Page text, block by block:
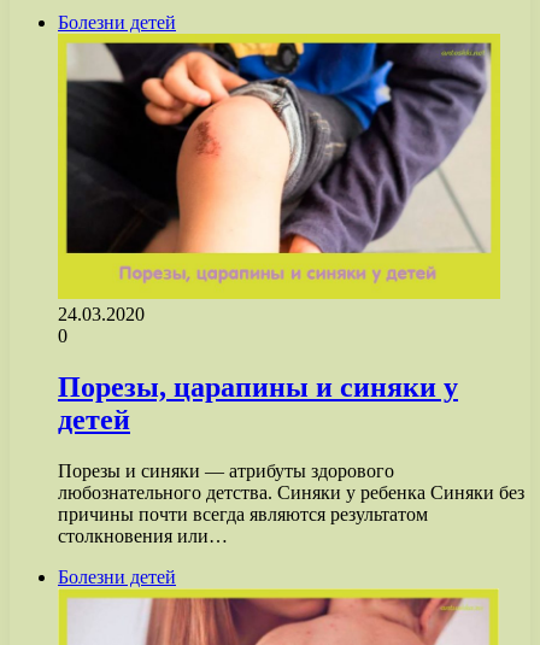
Болезни детей
24.03.2020
0
Порезы, царапины и синяки у
детей
Порезы и синяки — атрибуты здорового
любознательного детства. Синяки у ребенка Синяки без
причины почти всегда являются результатом
столкновения или…
Болезни детей